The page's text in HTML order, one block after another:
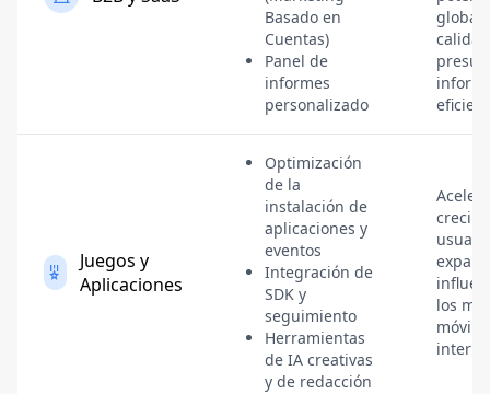
Basado en
Cuentas)
Panel de
informes
personalizado
Juegos y
Aplicaciones
Optimización
de la
instalación de
aplicaciones y
eventos
Integración de
SDK y
seguimiento
Herramientas
de IA creativas
y de redacción
los